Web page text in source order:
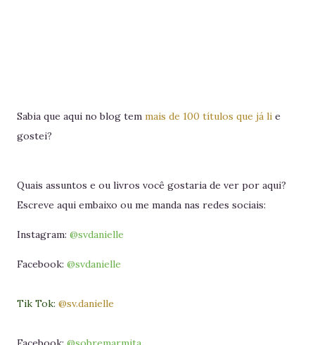
Sabia que aqui no blog tem mais de 100 títulos que já li e
gostei?
Quais assuntos e ou livros você gostaria de ver por aqui?
Escreve aqui embaixo ou me manda nas redes sociais:
Instagram: @svdanielle
Facebook: @svdanielle
Tik Tok: @sv.danielle